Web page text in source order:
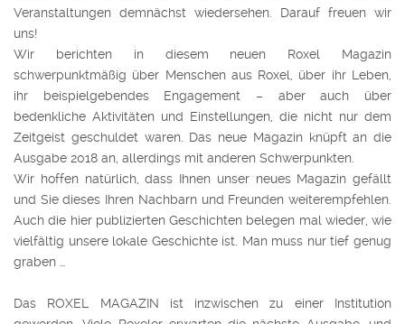
Veranstaltungen demnächst wiedersehen. Darauf freuen wir
uns!
Wir berichten in diesem neuen Roxel Magazin
schwerpunktmäßig über Menschen aus Roxel, über ihr Leben,
ihr beispielgebendes Engagement – aber auch über
bedenkliche Aktivitäten und Einstellungen, die nicht nur dem
Zeitgeist geschuldet waren. Das neue Magazin knüpft an die
Ausgabe 2018 an, allerdings mit anderen Schwerpunkten.
Wir hoffen natürlich, dass Ihnen unser neues Magazin gefällt
und Sie dieses Ihren Nachbarn und Freunden weiterempfehlen.
Auch die hier publizierten Geschichten belegen mal wieder, wie
vielfältig unsere lokale Geschichte ist. Man muss nur tief genug
graben …
Das ROXEL MAGAZIN ist inzwischen zu einer Institution